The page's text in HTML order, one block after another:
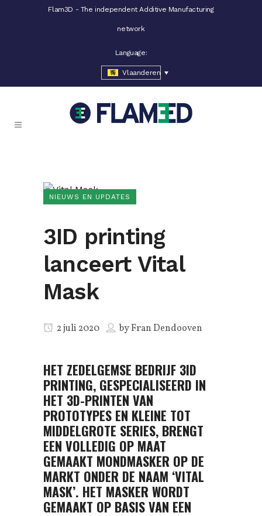
Flam3D - The independent Additive Manufacturing
network
Language:
Vlaanderen
NIEUWS EN UPDATES
3ID printing
lanceert Vital
Mask
2 juli 2020 byFran Dendooven
HET ZEDELGEMSE BEDRIJF 3ID
PRINTING, GESPECIALISEERD IN
HET 3D-PRINTEN VAN
PROTOTYPES EN KLEINE TOT
MIDDELGROTE SERIES, BRENGT
EEN VOLLEDIG OP MAAT
GEMAAKT MONDMASKER OP DE
MARKT ONDER DE NAAM ‘VITAL
MASK’. HET MASKER WORDT
GEMAAKT OP BASIS VAN EEN